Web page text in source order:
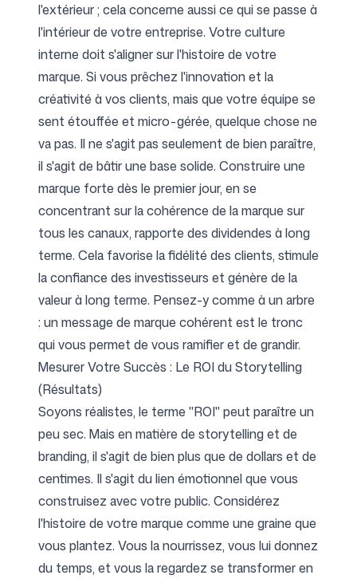
l'extérieur ; cela concerne aussi ce qui se passe à
l'intérieur de votre entreprise. Votre culture
interne doit s'aligner sur l'histoire de votre
marque. Si vous prêchez l'innovation et la
créativité à vos clients, mais que votre équipe se
sent étouffée et micro-gérée, quelque chose ne
va pas. Il ne s'agit pas seulement de bien paraître,
il s'agit de bâtir une base solide. Construire une
marque forte dès le premier jour, en se
concentrant sur la cohérence de la marque sur
tous les canaux, rapporte des dividendes à long
terme. Cela favorise la fidélité des clients, stimule
la confiance des investisseurs et génère de la
valeur à long terme. Pensez-y comme à un arbre
: un message de marque cohérent est le tronc
qui vous permet de vous ramifier et de grandir.
Mesurer Votre Succès : Le ROI du Storytelling
(Résultats)
Soyons réalistes, le terme "ROI" peut paraître un
peu sec. Mais en matière de storytelling et de
branding, il s'agit de bien plus que de dollars et de
centimes. Il s'agit du lien émotionnel que vous
construisez avec votre public. Considérez
l'histoire de votre marque comme une graine que
vous plantez. Vous la nourrissez, vous lui donnez
du temps, et vous la regardez se transformer en